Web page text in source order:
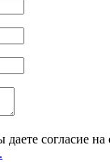
согласие на